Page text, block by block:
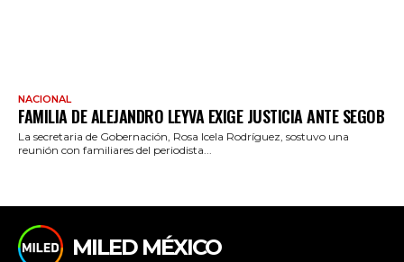
NACIONAL
FAMILIA DE ALEJANDRO LEYVA EXIGE JUSTICIA ANTE SEGOB
La secretaria de Gobernación, Rosa Icela Rodríguez, sostuvo una
reunión con familiares del periodista...
MILED MÉXICO